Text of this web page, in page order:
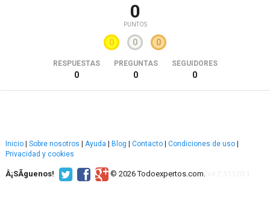
0
PUNTOS
0 0 0
RESPUESTAS
0
PREGUNTAS
0
SEGUIDORES
0
Inicio Sobre nosotros Ayuda Blog Contacto Condiciones de uso
Privacidad y cookies
Â¡SÃ­guenos! © 2026 Todoexpertos.com.